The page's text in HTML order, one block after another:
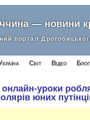
— новини
портал
Світ Відео
уроки
юних